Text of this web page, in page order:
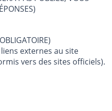
DE VOTRE MESSAGE (OBLIGATOIRE)
externes au site
vers des sites officiels).